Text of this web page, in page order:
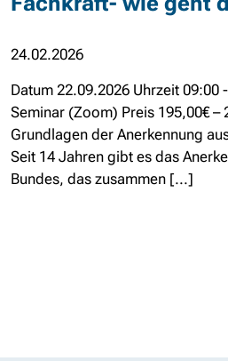
24.02.2026
Datum 22.09.2026 Uhrzeit 09:00
Seminar (Zoom) Preis 195,00€ –
Grundlagen der Anerkennung
Seit 14 Jahren gibt es das
Bundes, das zusammen [...]